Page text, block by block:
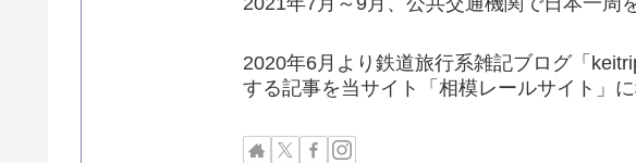
2020年6月より鉄道旅行系雑記ブログ「
する記事を当サイト「相模レールサイト」に